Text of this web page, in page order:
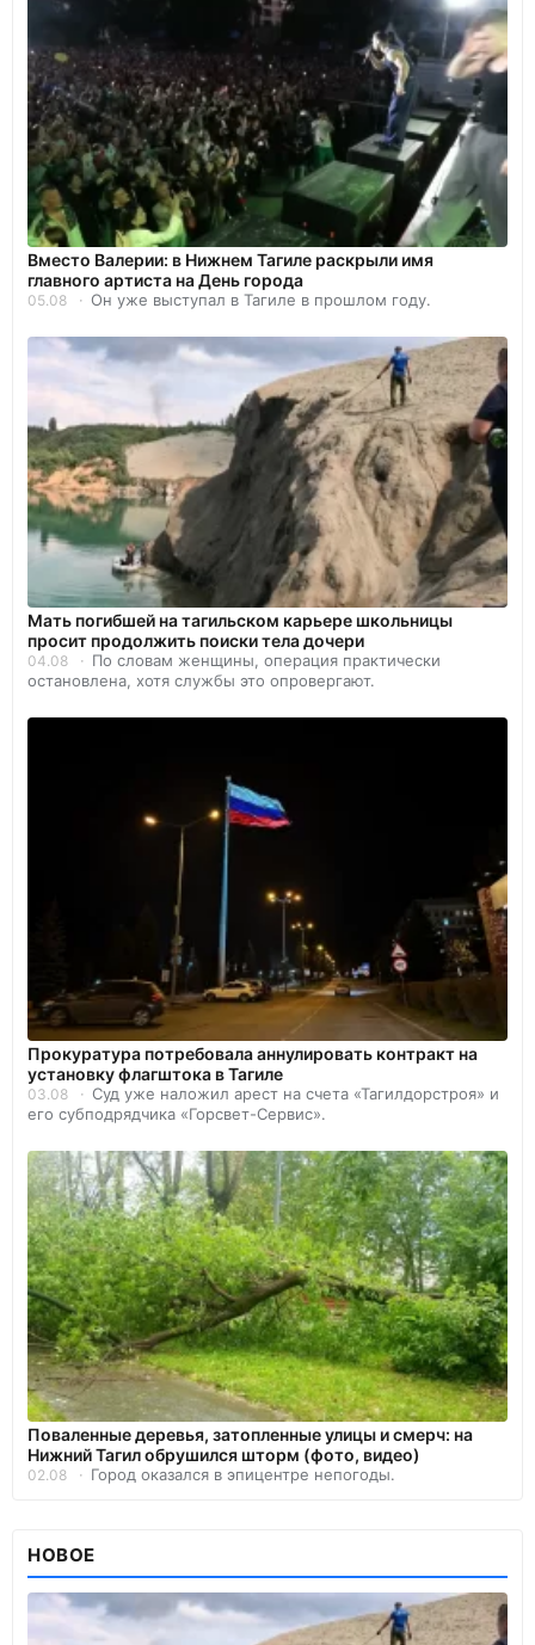
Вместо Валерии: в Нижнем Тагиле раскрыли имя
главного артиста на День города
05.08 Он уже выступал в Тагиле в прошлом году.
Мать погибшей на тагильском карьере школьницы
просит продолжить поиски тела дочери
04.08
По словам женщины, операция практически
остановлена, хотя службы это опровергают.
Прокуратура потребовала аннулировать контракт на
установку флагштока в Тагиле
03.08
Суд уже наложил арест на счета «Тагилдорстроя» и
его субподрядчика «Горсвет-Сервис».
Поваленные деревья, затопленные улицы и смерч: на
Нижний Тагил обрушился шторм (фото, видео)
02.08 Город оказался в эпицентре непогоды.
НОВОЕ